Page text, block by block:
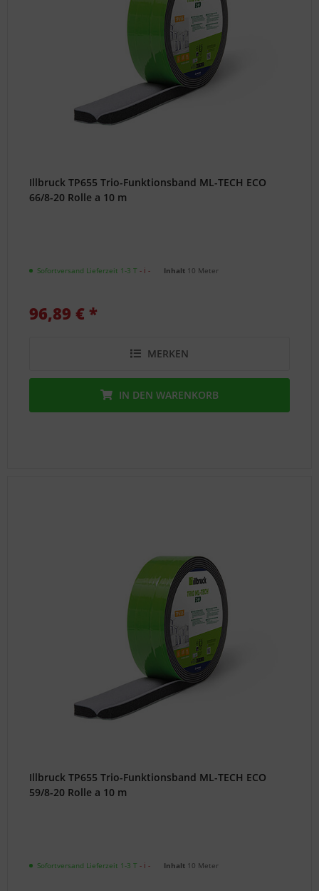
Illbruck TP655 Trio-Funktionsband ML-TECH ECO
66/8-20 Rolle a 10 m
Sofortversand Lieferzeit 1-3 T- ℹ - Inhalt 10 Meter
96,89 € *
MERKEN
IN DEN WARENKORB
Illbruck TP655 Trio-Funktionsband ML-TECH ECO
59/8-20 Rolle a 10 m
Sofortversand Lieferzeit 1-3 T- ℹ - Inhalt 10 Meter